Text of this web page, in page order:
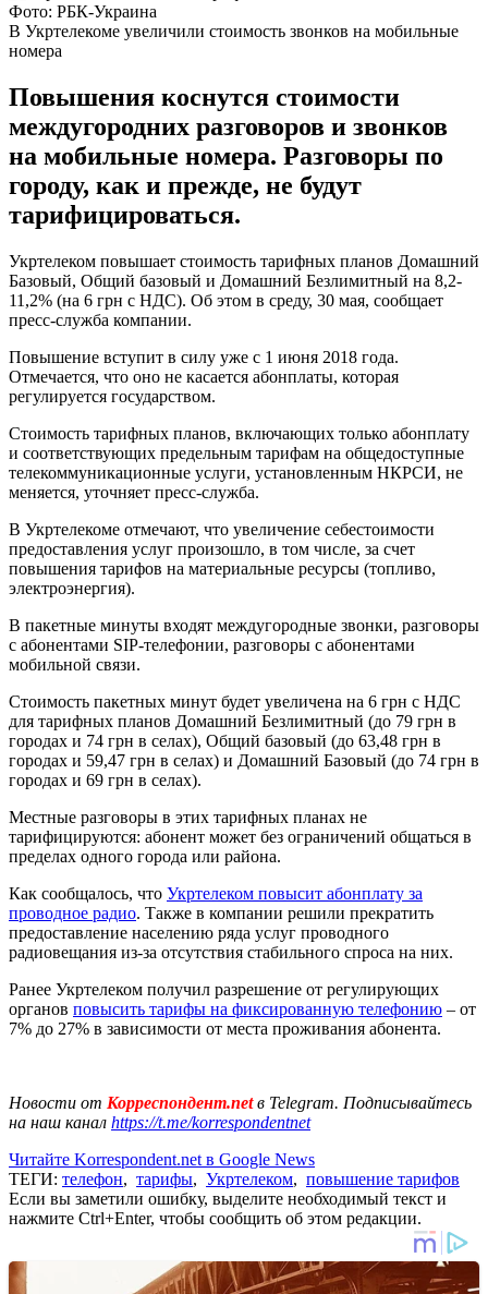
Фото: РБК-Украина
В Укртелекоме увеличили стоимость звонков на мобильные
номера
Повышения коснутся стоимости
междугородних разговоров и звонков
на мобильные номера. Разговоры по
городу, как и прежде, не будут
тарифицироваться.
Укртелеком повышает стоимость тарифных планов Домашний
Базовый, Общий базовый и Домашний Безлимитный на 8,2-
11,2% (на 6 грн с НДС). Об этом в среду, 30 мая, сообщает
пресс-служба компании.
Повышение вступит в силу уже с 1 июня 2018 года.
Отмечается, что оно не касается абонплаты, которая
регулируется государством.
Стоимость тарифных планов, включающих только абонплату
и соответствующих предельным тарифам на общедоступные
телекоммуникационные услуги, установленным НКРСИ, не
меняется, уточняет пресс-служба.
В Укртелекоме отмечают, что увеличение себестоимости
предоставления услуг произошло, в том числе, за счет
повышения тарифов на материальные ресурсы (топливо,
электроэнергия).
В пакетные минуты входят междугородные звонки, разговоры
с абонентами SIP-телефонии, разговоры с абонентами
мобильной связи.
Стоимость пакетных минут будет увеличена на 6 грн с НДС
для тарифных планов Домашний Безлимитный (до 79 грн в
городах и 74 грн в селах), Общий базовый (до 63,48 грн в
городах и 59,47 грн в селах) и Домашний Базовый (до 74 грн в
городах и 69 грн в селах).
Местные разговоры в этих тарифных планах не
тарифицируются: абонент может без ограничений общаться в
пределах одного города или района.
Как сообщалось, что Укртелеком повысит абонплату за
проводное радио. Также в компании решили прекратить
предоставление населению ряда услуг проводного
радиовещания из-за отсутствия стабильного спроса на них.
Ранее Укртелеком получил разрешение от регулирующих
органов повысить тарифы на фиксированную телефонию – от
7% до 27% в зависимости от места проживания абонента.
Новости от Корреспондент.netв Telegram. Подписывайтесь
на наш канал https://t.me/korrespondentnet
Читайте Korrespondent.net в Google News
ТЕГИ: телефон, тарифы, Укртелеком, повышение тарифов
Если вы заметили ошибку, выделите необходимый текст и
нажмите Ctrl+Enter, чтобы сообщить об этом редакции.